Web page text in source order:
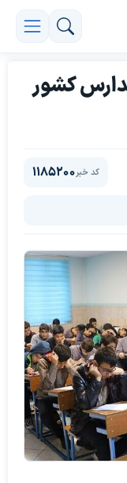
کشور
کد خبر1185200